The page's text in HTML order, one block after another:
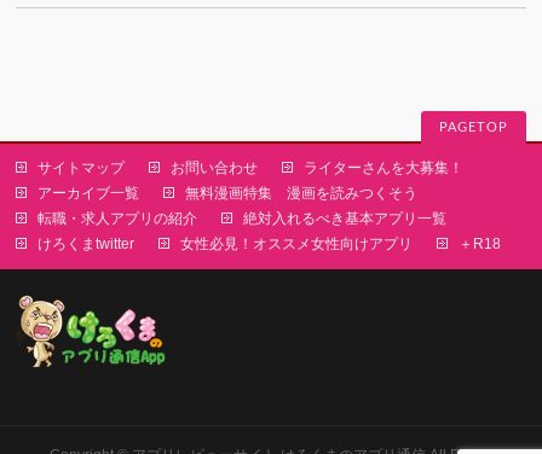
PAGETOP
サイトマップ お問い合わせ
ライターさんを大募集！
アーカイブ一覧
無料漫画特集 漫画を読みつくそう
転職・求人アプリの紹介
絶対入れるべき基本アプリ一覧
けろくまtwitter
女性必見！オススメ女性向けアプリ ＋R18